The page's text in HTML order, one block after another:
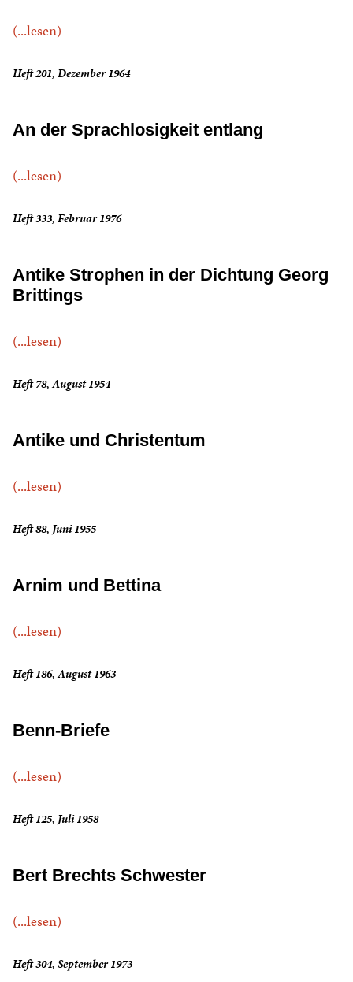
(...lesen)
Heft 201, Dezember 1964
An der Sprachlosigkeit entlang
(...lesen)
Heft 333, Februar 1976
Antike Strophen in der Dichtung Georg
Brittings
(...lesen)
Heft 78, August 1954
Antike und Christentum
(...lesen)
Heft 88, Juni 1955
Arnim und Bettina
(...lesen)
Heft 186, August 1963
Benn-Briefe
(...lesen)
Heft 125, Juli 1958
Bert Brechts Schwester
(...lesen)
Heft 304, September 1973